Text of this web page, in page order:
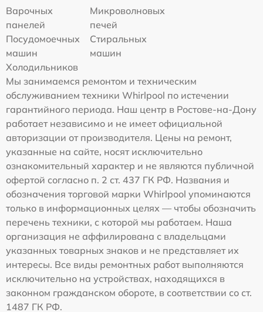
Варочных
панелей
Микроволновых
печей
Посудомоечных
машин
Стиральных
машин
Холодильников
Мы занимаемся ремонтом и техническим
обслуживанием техники Whirlpool по истечении
гарантийного периода. Наш центр в Ростове-на-Дону
работает независимо и не имеет официальной
авторизации от производителя. Цены на ремонт,
указанные на сайте, носят исключительно
ознакомительный характер и не являются публичной
офертой согласно п. 2 ст. 437 ГК РФ. Названия и
обозначения торговой марки Whirlpool упоминаются
только в информационных целях — чтобы обозначить
перечень техники, с которой мы работаем. Наша
организация не аффилирована с владельцами
указанных товарных знаков и не представляет их
интересы. Все виды ремонтных работ выполняются
исключительно на устройствах, находящихся в
законном гражданском обороте, в соответствии со ст.
1487 ГК РФ.